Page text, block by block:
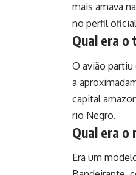
mais amava
no perfil
Qual era
O avião partiu
a
capital
rio Negro.
Qual era o
Era um